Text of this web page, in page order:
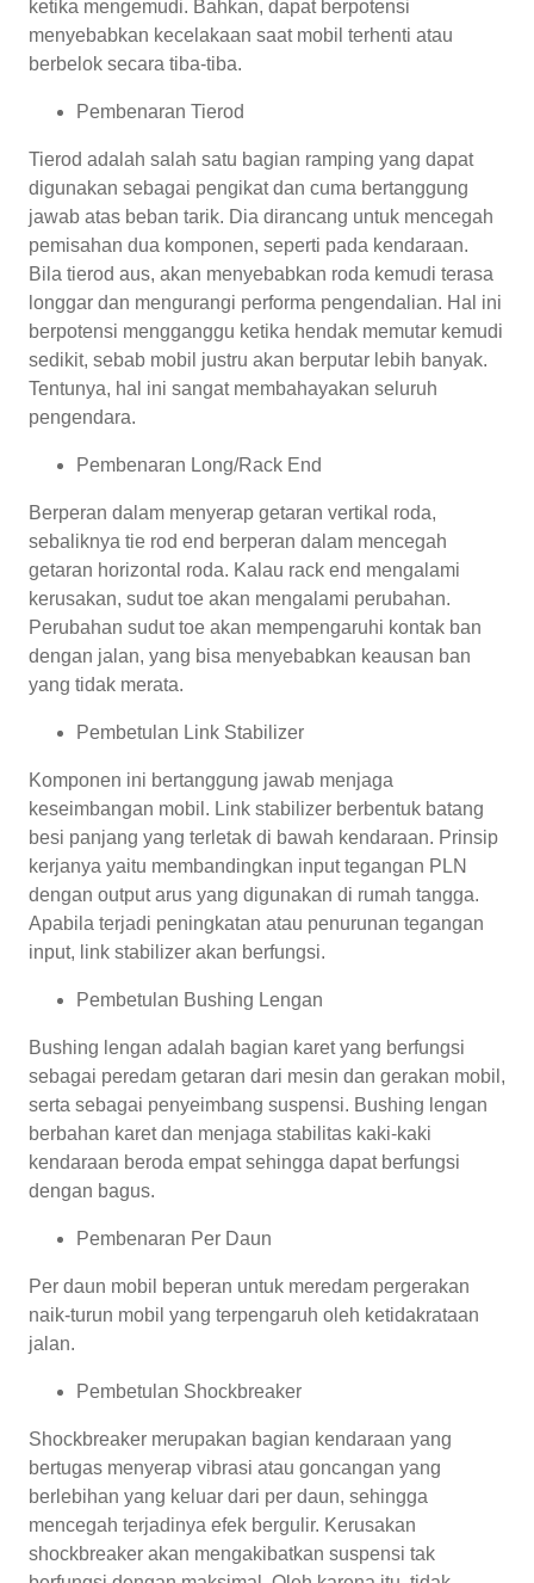
ketika mengemudi. Bahkan, dapat berpotensi
menyebabkan kecelakaan saat mobil terhenti atau
berbelok secara tiba-tiba.
Pembenaran Tierod
Tierod adalah salah satu bagian ramping yang dapat
digunakan sebagai pengikat dan cuma bertanggung
jawab atas beban tarik. Dia dirancang untuk mencegah
pemisahan dua komponen, seperti pada kendaraan.
Bila tierod aus, akan menyebabkan roda kemudi terasa
longgar dan mengurangi performa pengendalian. Hal ini
berpotensi mengganggu ketika hendak memutar kemudi
sedikit, sebab mobil justru akan berputar lebih banyak.
Tentunya, hal ini sangat membahayakan seluruh
pengendara.
Pembenaran Long/Rack End
Berperan dalam menyerap getaran vertikal roda,
sebaliknya tie rod end berperan dalam mencegah
getaran horizontal roda. Kalau rack end mengalami
kerusakan, sudut toe akan mengalami perubahan.
Perubahan sudut toe akan mempengaruhi kontak ban
dengan jalan, yang bisa menyebabkan keausan ban
yang tidak merata.
Pembetulan Link Stabilizer
Komponen ini bertanggung jawab menjaga
keseimbangan mobil. Link stabilizer berbentuk batang
besi panjang yang terletak di bawah kendaraan. Prinsip
kerjanya yaitu membandingkan input tegangan PLN
dengan output arus yang digunakan di rumah tangga.
Apabila terjadi peningkatan atau penurunan tegangan
input, link stabilizer akan berfungsi.
Pembetulan Bushing Lengan
Bushing lengan adalah bagian karet yang berfungsi
sebagai peredam getaran dari mesin dan gerakan mobil,
serta sebagai penyeimbang suspensi. Bushing lengan
berbahan karet dan menjaga stabilitas kaki-kaki
kendaraan beroda empat sehingga dapat berfungsi
dengan bagus.
Pembenaran Per Daun
Per daun mobil beperan untuk meredam pergerakan
naik-turun mobil yang terpengaruh oleh ketidakrataan
jalan.
Pembetulan Shockbreaker
Shockbreaker merupakan bagian kendaraan yang
bertugas menyerap vibrasi atau goncangan yang
berlebihan yang keluar dari per daun, sehingga
mencegah terjadinya efek bergulir. Kerusakan
shockbreaker akan mengakibatkan suspensi tak